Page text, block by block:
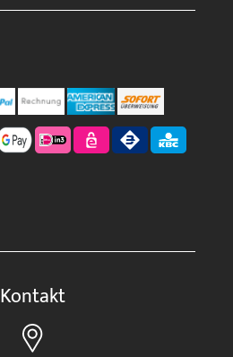
Kontakt